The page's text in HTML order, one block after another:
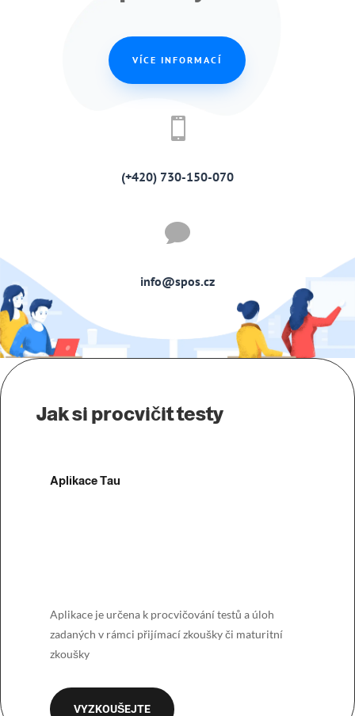
VÍCE INFORMACÍ

(+420) 730-150-070

info@spos.cz
Jak si procvičit testy
Aplikace Tau
Aplikace je určena k procvičování testů a úloh
zadaných v rámci přijímací zkoušky či maturitní
zkoušky
VYZKOUŠEJTE